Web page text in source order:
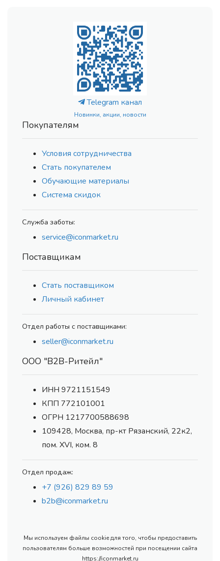
Telegram канал
Новинки, акции, новости
Покупателям
Условия сотрудничества
Стать покупателем
Обучающие материалы
Система скидок
Служба заботы:
service@iconmarket.ru
Поставщикам
Стать поставщиком
Личный кабинет
Отдел работы с поставщиками:
seller@iconmarket.ru
ООО "В2В-Ритейл"
ИНН 9721151549
КПП 772101001
ОГРН 1217700588698
109428, Москва, пр-кт Рязанский, 22к2,
пом. XVI, ком. 8
Отдел продаж:
+7 (926) 829 89 59
b2b@iconmarket.ru
Мы используем файлы cookie для того, чтобы предоставить
пользователям больше возможностей при посещении сайта
https://iconmarket.ru